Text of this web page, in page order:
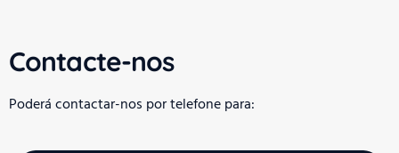
Contacte-nos
Poderá contactar-nos por telefone para: